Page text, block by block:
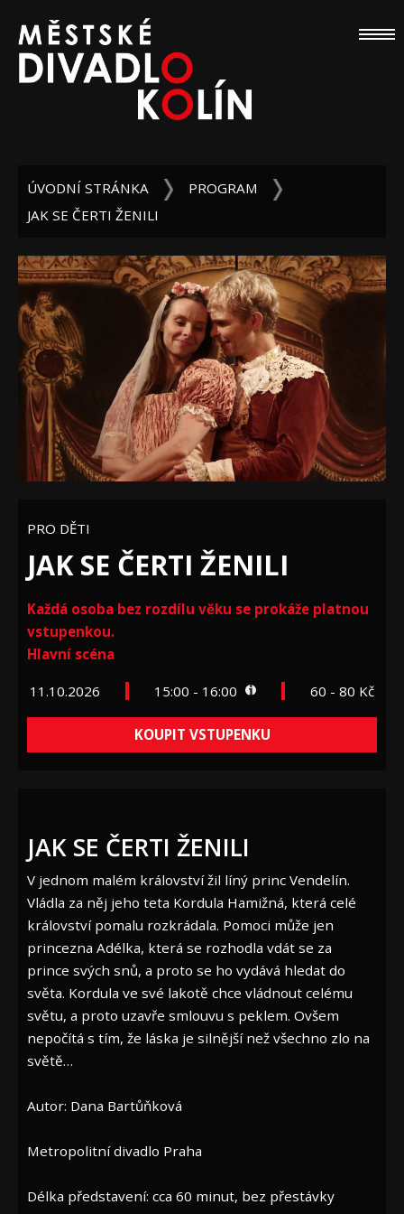
ÚVODNÍ STRÁNKA
PROGRAM
JAK SE ČERTI ŽENILI
PRO DĚTI
JAK SE ČERTI ŽENILI
Každá osoba bez rozdílu věku se prokáže platnou
vstupenkou.
Hlavní scéna
11.10.2026 15:00 - 16:00 60 - 80 Kč
KOUPIT VSTUPENKU
JAK SE ČERTI ŽENILI
V jednom malém království žil líný princ Vendelín.
Vládla za něj jeho teta Kordula Hamižná, která celé
království pomalu rozkrádala. Pomoci může jen
princezna Adélka, která se rozhodla vdát se za
prince svých snů, a proto se ho vydává hledat do
světa. Kordula ve své lakotě chce vládnout celému
světu, a proto uzavře smlouvu s peklem. Ovšem
nepočítá s tím, že láska je silnější než všechno zlo na
světě…
Autor: Dana Bartůňková
Metropolitní divadlo Praha
Délka představení: cca 60 minut, bez přestávky